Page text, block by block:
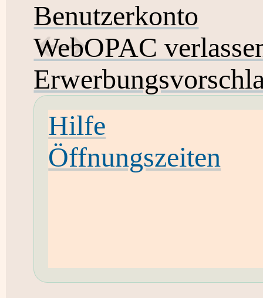
Benutzerkonto
WebOPAC
Hilfe
Öffnungszeiten